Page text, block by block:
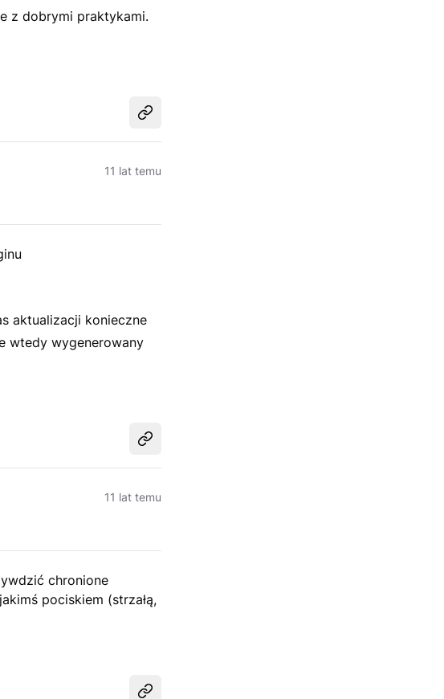
z dobrymi praktykami.
Udostępnij
11 lat temu
aktualizacji konieczne
wtedy wygenerowany
Udostępnij
11 lat temu
chronione
pociskiem (strzałą,